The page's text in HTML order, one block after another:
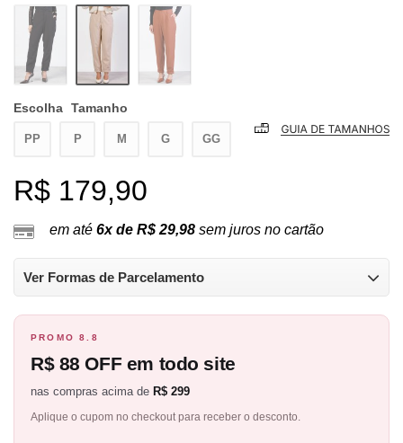
Escolha Tamanho
PP P M G GG
R$ 179,90
em até 6x de R$ 29,98 sem juros no cartão
Ver Formas de Parcelamento
PROMO 8.8
R$ 88 OFF em todo site
nas compras acima de R$ 299
Aplique o cupom no checkout para receber o desconto.